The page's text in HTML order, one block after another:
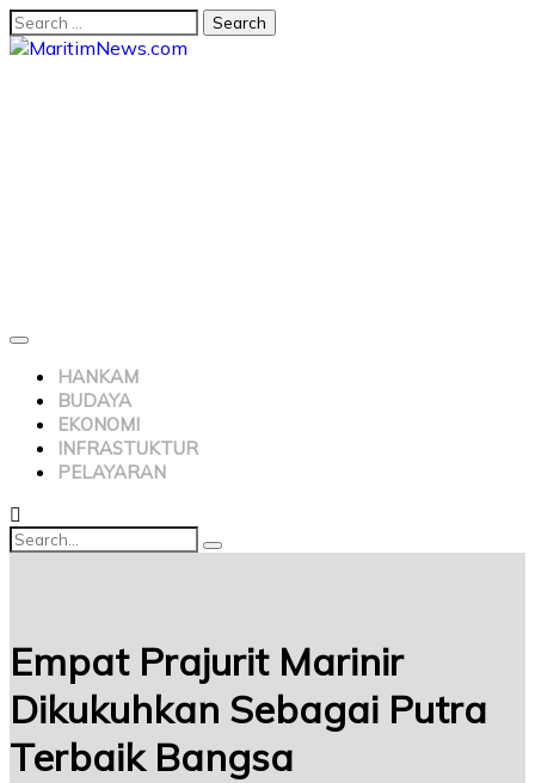
HANKAM
BUDAYA
EKONOMI
INFRASTUKTUR
PELAYARAN
Empat Prajurit Marinir
Dikukuhkan Sebagai Putra
Terbaik Bangsa